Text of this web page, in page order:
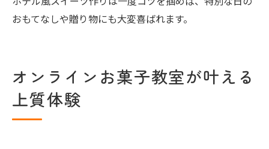
おもてなしや贈り物にも大変喜ばれます。
オンラインお菓子教室が叶える
上質体験